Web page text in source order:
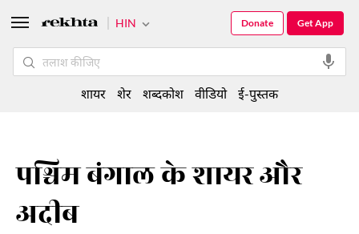
पश्चिम बंगाल के शायर और
अदीब
HIN Get App
Donate
शायर शेर शब्दकोश वीडियो ई-पुस्तक